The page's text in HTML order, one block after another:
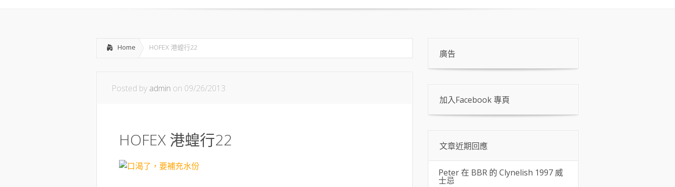
Home HOFEX 港蝗行22
Posted by admin on 09/26/2013
HOFEX 港蝗行22
廣告
加入Facebook 專頁
文章近期回應
Peter 在 BBR 的 Clynelish 1997 威
士忌